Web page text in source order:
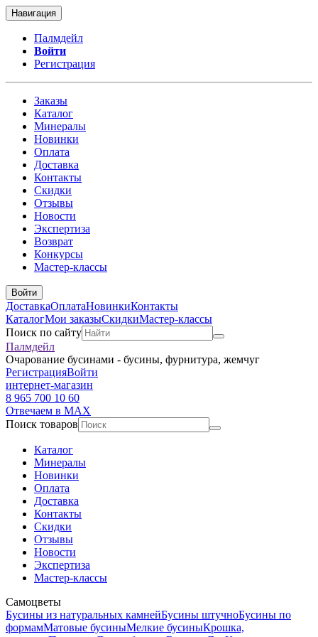
Навигация
Палмдейл
Войти
Регистрация
Заказы
Каталог
Минералы
Новинки
Оплата
Доставка
Контакты
Скидки
Отзывы
Новости
Экспертиза
Возврат
Конкурсы
Мастер-классы
Войти
ДоставкаОплатаНовинкиКонтакты
КаталогМои заказыСкидкиМастер-классы
Поиск по сайту
Палмдейл
Очарование бусинами - бусины, фурнитура, жемчуг
РегистрацияВойти
интернет-магазин
8 965 700 10 60
Отвечаем в MAX
Поиск товаров
Каталог
Минералы
Новинки
Оплата
Доставка
Контакты
Скидки
Отзывы
Новости
Экспертиза
Мастер-классы
Самоцветы
Бусины из натуральных камнейБусины штучноБусины по
формамМатовые бусиныМелкие бусиныКрошка,